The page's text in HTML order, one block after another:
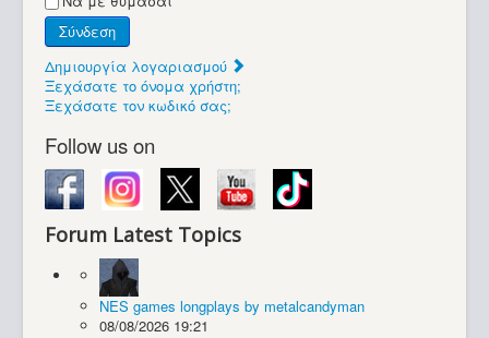
Συλλογές / Projects
Σύνδεση
Δημιουργία λογαριασμού
Ξεχάσατε το όνομα χρήστη;
Ξεχάσατε τον κωδικό σας;
Follow us on
Forum Latest Topics
NES games longplays by metalcandyman
08/08/2026 19:21